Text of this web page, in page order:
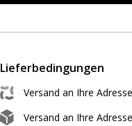
Lieferbedingungen
Versand an Ihre
Versand an Ihre